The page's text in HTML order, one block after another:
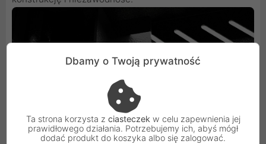
Dbamy o Twoją prywatność
Ta strona korzysta z ciasteczek w celu zapewnienia jej
prawidłowego działania. Potrzebujemy ich, abyś mógł
dodać produkt do koszyka albo się zalogować.